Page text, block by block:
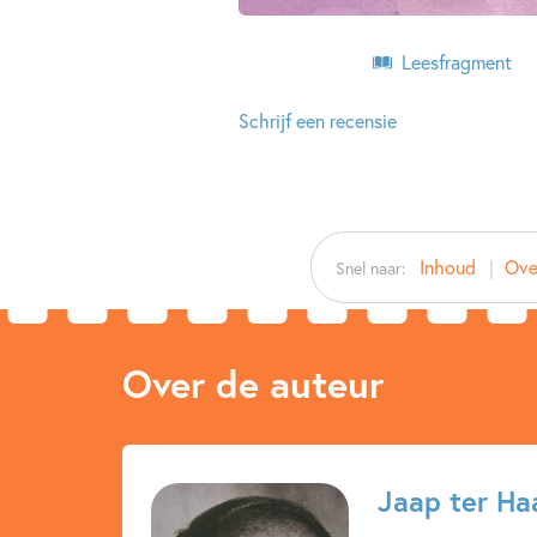
Leesfragment
Schrijf een recensie
Snel naar: Inhoud
Over de auteur
Jaap ter